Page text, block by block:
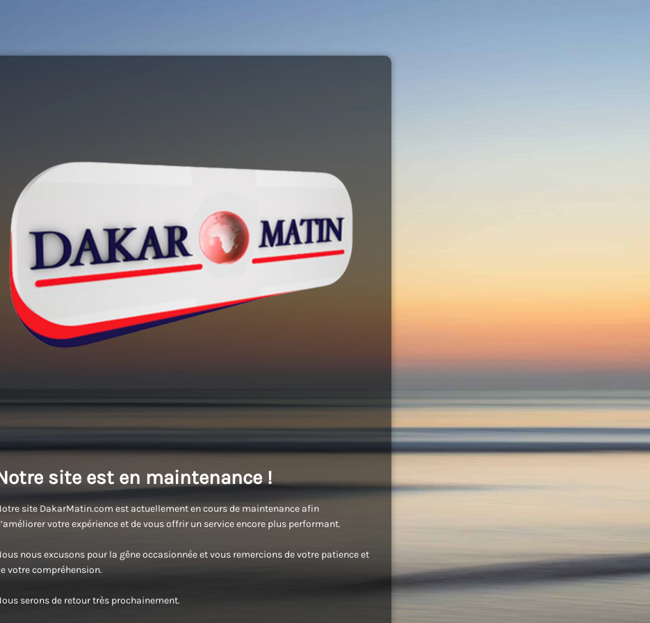
site est en maintenance !
site DakarMatin.com est actuellement en cours de maintenance afin
votre expérience et de vous offrir un service encore plus performant.
nous excusons pour la gêne occasionnée et vous remercions de votre patience et
votre compréhension.
serons de retour très prochainement.